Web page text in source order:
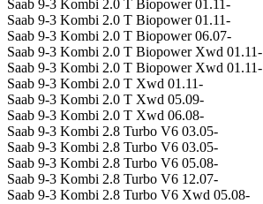
Saab 9-3 Kombi 2.0 T Biopower 01.11-
Saab 9-3 Kombi 2.0 T Biopower 01.11-
Saab 9-3 Kombi 2.0 T Biopower 06.07-
Saab 9-3 Kombi 2.0 T Biopower Xwd 01.11-
Saab 9-3 Kombi 2.0 T Biopower Xwd 01.11-
Saab 9-3 Kombi 2.0 T Xwd 01.11-
Saab 9-3 Kombi 2.0 T Xwd 05.09-
Saab 9-3 Kombi 2.0 T Xwd 06.08-
Saab 9-3 Kombi 2.8 Turbo V6 03.05-
Saab 9-3 Kombi 2.8 Turbo V6 03.05-
Saab 9-3 Kombi 2.8 Turbo V6 05.08-
Saab 9-3 Kombi 2.8 Turbo V6 12.07-
Saab 9-3 Kombi 2.8 Turbo V6 Xwd 05.08-